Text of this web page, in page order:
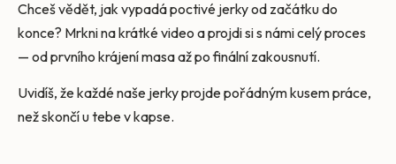
Chceš vědět, jak vypadá poctivé jerky od začátku do
konce? Mrkni na krátké video a projdi si s námi celý proces
— od prvního krájení masa až po finální zakousnutí.
Uvidíš, že každé naše jerky projde pořádným kusem práce,
než skončí u tebe v kapse.